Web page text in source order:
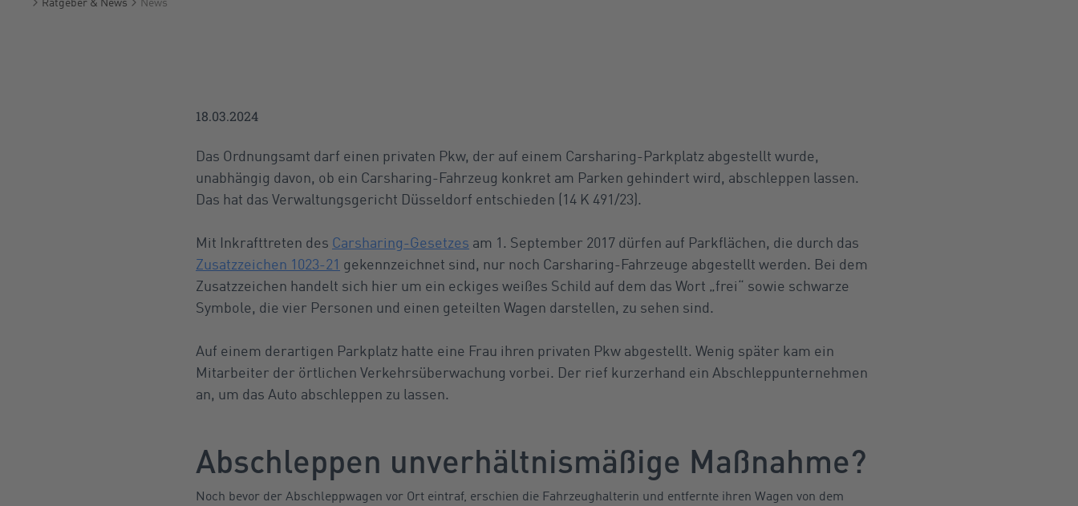
18.03.2024
Das Ordnungsamt darf einen privaten Pkw, der auf einem Carsharing-Parkplatz abgestellt wurde,
unabhängig davon, ob ein Carsharing-Fahrzeug konkret am Parken gehindert wird, abschleppen lassen.
Das hat das Verwaltungsgericht Düsseldorf entschieden (14 K 491/23).
Mit Inkrafttreten des Carsharing-Gesetzes am 1. September 2017 dürfen auf Parkflächen, die durch das
Zusatzzeichen 1023-21 gekennzeichnet sind, nur noch Carsharing-Fahrzeuge abgestellt werden. Bei dem
Zusatzzeichen handelt sich hier um ein eckiges weißes Schild auf dem das Wort „frei“ sowie schwarze
Symbole, die vier Personen und einen geteilten Wagen darstellen, zu sehen sind.
Auf einem derartigen Parkplatz hatte eine Frau ihren privaten Pkw abgestellt. Wenig später kam ein
Mitarbeiter der örtlichen Verkehrsüberwachung vorbei. Der rief kurzerhand ein Abschleppunternehmen
an, um das Auto abschleppen zu lassen.
Abschleppen unverhältnismäßige Maßnahme?
Noch bevor der Abschleppwagen vor Ort eintraf, erschien die Fahrzeughalterin und entfernte ihren Wagen von dem